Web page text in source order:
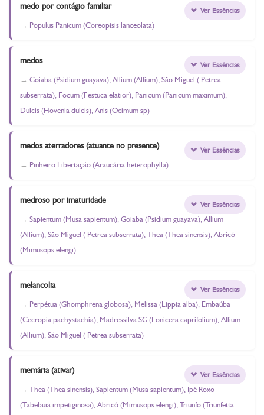
medo por contágio familiar
Populus Panicum (Coreopisis lanceolata)
Ver Essências
medos
Goiaba (Psidium guayava), Allium (Allium), São Miguel ( Petrea
subserrata), Focum (Festuca elatior), Panicum (Panicum maximum),
Dulcis (Hovenia dulcis), Anis (Ocimum sp)
Ver Essências
medos aterradores (atuante no presente)
Pinheiro Libertação (Araucária heterophylla)
Ver Essências
medroso por imaturidade
Sapientum (Musa sapientum), Goiaba (Psidium guayava), Allium
(Allium), São Miguel ( Petrea subserrata), Thea (Thea sinensis), Abricó
(Mimusops elengi)
Ver Essências
melancolia
Perpétua (Ghomphrena globosa), Melissa (Lippia alba), Embaúba
(Cecropia pachystachia), Madressilva SG (Lonicera caprifolium), Allium
(Allium), São Miguel ( Petrea subserrata)
Ver Essências
memária (ativar)
Thea (Thea sinensis), Sapientum (Musa sapientum), Ipê Roxo
(Tabebuia impetiginosa), Abricó (Mimusops elengi), Triunfo (Triunfetta
Ver Essências